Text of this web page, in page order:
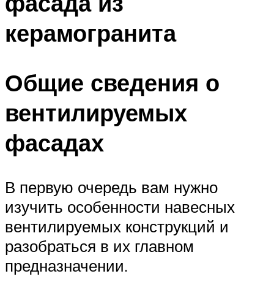
керамогранита
Общие сведения о
вентилируемых
фасадах
В первую очередь вам нужно
изучить особенности навесных
вентилируемых конструкций и
разобраться в их главном
предназначении.